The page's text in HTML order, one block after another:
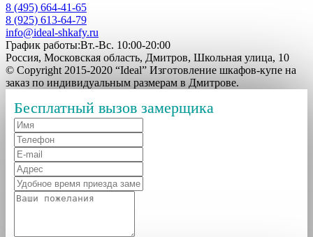
8 (495) 664-41-65
8 (925) 613-64-79
info@ideal-shkafy.ru
График работы:Вт.-Вс. 10:00-20:00
Россия, Московская область, Дмитров, Школьная улица, 10
© Copyright 2015-2020 “Ideal” Изготовление шкафов-купе на
заказ по индивидуальным размерам в Дмитрове.
Бесплатный вызов замерщика